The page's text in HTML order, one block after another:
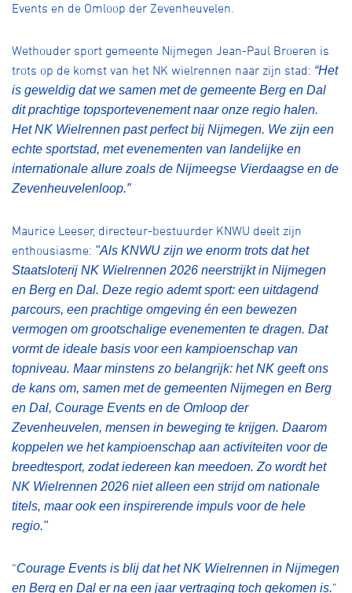
Events en de Omloop der Zevenheuvelen.
Wethouder sport gemeente Nijmegen Jean-Paul Broeren is
trots op de komst van het NK wielrennen naar zijn stad: “Het
is geweldig dat we samen met de gemeente Berg en Dal
dit prachtige topsportevenement naar onze regio halen.
Het NK Wielrennen past perfect bij Nijmegen. We zijn een
echte sportstad, met evenementen van landelijke en
internationale allure zoals de Nijmeegse Vierdaagse en de
Zevenheuvelenloop.”
Maurice Leeser, directeur-bestuurder KNWU deelt zijn
enthousiasme: "Als KNWU zijn we enorm trots dat het
Staatsloterij NK Wielrennen 2026 neerstrijkt in Nijmegen
en Berg en Dal. Deze regio ademt sport: een uitdagend
parcours, een prachtige omgeving én een bewezen
vermogen om grootschalige evenementen te dragen. Dat
vormt de ideale basis voor een kampioenschap van
topniveau. Maar minstens zo belangrijk: het NK geeft ons
de kans om, samen met de gemeenten Nijmegen en Berg
en Dal, Courage Events en de Omloop der
Zevenheuvelen, mensen in beweging te krijgen. Daarom
koppelen we het kampioenschap aan activiteiten voor de
breedtesport, zodat iedereen kan meedoen. Zo wordt het
NK Wielrennen 2026 niet alleen een strijd om nationale
titels, maar ook een inspirerende impuls voor de hele
regio."
“Courage Events is blij dat het NK Wielrennen in Nijmegen
en Berg en Dal er na een jaar vertraging toch gekomen is.”